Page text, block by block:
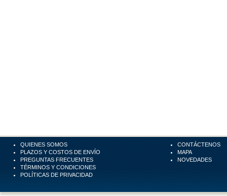
QUIENES SOMOS
PLAZOS Y COSTOS DE ENVÍO
PREGUNTAS FRECUENTES
TÉRMINOS Y CONDICIONES
POLÍTICAS DE PRIVACIDAD
CONTÁCTENOS
MAPA
NOVEDADES